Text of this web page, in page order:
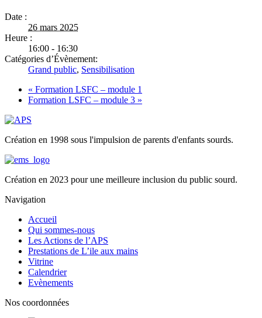
Date :
26 mars 2025
Heure :
16:00 - 16:30
Catégories d’Évènement:
Grand public, Sensibilisation
« Formation LSFC – module 1
Formation LSFC – module 3 »
Création en 1998 sous l'impulsion de parents d'enfants sourds.
Création en 2023 pour une meilleure inclusion du public sourd.
Navigation
Accueil
Qui sommes-nous
Les Actions de l’APS
Prestations de L’ile aux mains
Vitrine
Calendrier
Evènements
Nos coordonnées